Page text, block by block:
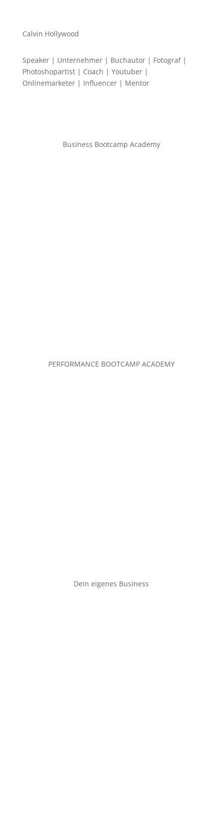
Calvin Hollywood
Speaker | Unternehmer | Buchautor | Fotograf |
Photoshopartist | Coach | Youtuber |
Onlinemarketer | Influencer | Mentor
Business Bootcamp Academy
PERFORMANCE BOOTCAMP ACADEMY
Dein eigenes Business